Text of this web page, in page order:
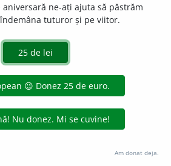
dexonline (https://dexonline.ro)
prin orice metode de extragere automată
seturilor de date oferite oficial spre utilizare
Hosterion
aniversară ne-ați ajuta să păstrăm
tuturor și pe viitor.
Am donat deja.